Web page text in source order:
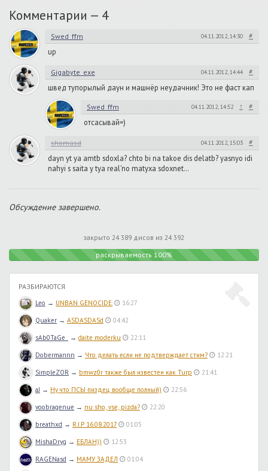
Комментарии — 4
Swed_ffm 04.11.2012, 14:30 #
up
Gigabyte_exe 04.11.2012, 14:44 #
швед тупорылый даун и машнёр неудачник! Это не фаст кап
Swed_ffm 04.11.2012, 14:52 ↑ #
отсасывай=)
shomasd 04.11.2012, 15:03 #
dayn yt ya amtb sdoxla? chto bi na takoe dis delatb? yasnyo idi
nahyi s saita y tya real'no matyxa sdoxnet…
Обсуждение завершено.
закрыто 24 389 дисов из 24 392
раскрываемость 100%
РАЗБИРАЮТСЯ
Leo → UNBAN GENOCIDE. 16:27
Quaker → ASDASDASd 04:42
sAb0TaGe_ → daite moderku 22:11
Dobermannn → Что делать если не подтверждает стим? 12:21
SimpleZOR → bmwz0r также был известен как Turp 21:41
aJ → Ну что ПСЫ пиздец вообще полный) 22:56
voobragenue → nu sho, vse, pizda? 22:20
breathxd → R.I.P 16.08.2017 01:05
MishaDryg → ЕБЛАН)) 12:53
RAGENasd → МАМУ ЗАДЕЛ 01:04